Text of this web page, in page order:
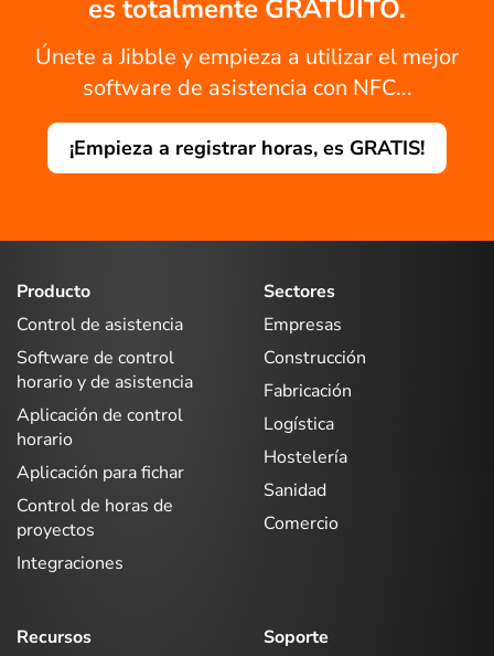
es totalmente GRATUITO.
Únete a Jibble y empieza a utilizar el mejor
software de asistencia con NFC...
¡Empieza a registrar horas, es GRATIS!
Producto
Control de asistencia
Software de control
horario y de asistencia
Aplicación de control
horario
Aplicación para fichar
Control de horas de
proyectos
Integraciones
Sectores
Empresas
Construcción
Fabricación
Logística
Hostelería
Sanidad
Comercio
Recursos
Soporte